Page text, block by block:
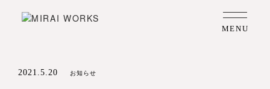
MENU
2021.5.20 お知らせ